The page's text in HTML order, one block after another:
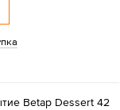
Betap Dessert 42